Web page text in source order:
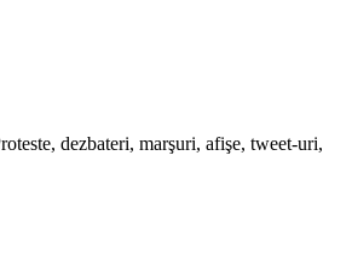
dezbateri, marşuri, afişe, tweet-uri,